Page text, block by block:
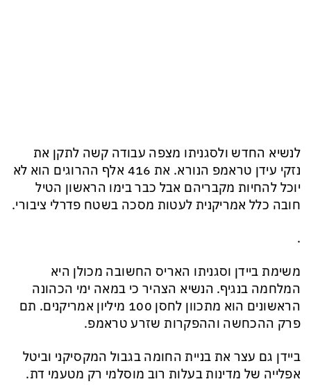
לנשיא החדש ולסגניתו מצפה עבודה קשה לתקן את
נזקי עידן טראמפ הנורא. את 416 אלף ההרוגים הוא לא
יוכל להחיות מקבריהם אבל כבר בימו הראשון הטיל
חובה כלל אמריקנית לעטות מסכה בשטח פדרלי ציבורי.
.
משימת ביידן וסגניתו האריס החשובה מכולן היא
המלחמה בנגיף. הנשיא הצהיר כי במאה ימי הכהונה
הראשונים הוא מתכוון לחסן 100 מיליון אמריקנים. תם
פרק ההכחשה וההפקרות שזרע טראמפ.
ביידן גם עצר את בניית החומה בגבול המקסיקני וביטל
אפלייה של מדינות בעלות רוב מוסלמי רק מטעמי דת.